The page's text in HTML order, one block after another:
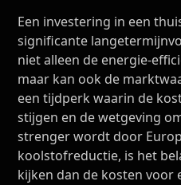
Een investering in een
significante
niet alleen de energie-
maar kan ook de
een tijdperk waarin de
stijgen en de wetgeving
strenger wordt door
koolstofreductie, is het
kijken dan de kosten